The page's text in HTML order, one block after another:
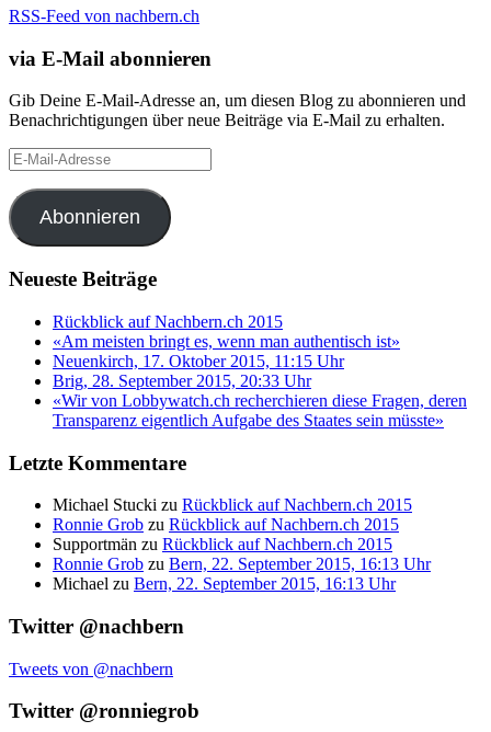
RSS-Feed von nachbern.ch
via E-Mail abonnieren
Gib Deine E-Mail-Adresse an, um diesen Blog zu abonnieren und
Benachrichtigungen über neue Beiträge via E-Mail zu erhalten.
E-
Mail-
Adresse
Abonnieren
Neueste Beiträge
Rückblick auf Nachbern.ch 2015
«Am meisten bringt es, wenn man authentisch ist»
Neuenkirch, 17. Oktober 2015, 11:15 Uhr
Brig, 28. September 2015, 20:33 Uhr
«Wir von Lobbywatch.ch recherchieren diese Fragen, deren
Transparenz eigentlich Aufgabe des Staates sein müsste»
Letzte Kommentare
Michael Stucki zu Rückblick auf Nachbern.ch 2015
Ronnie Grob zu Rückblick auf Nachbern.ch 2015
Supportmän zu Rückblick auf Nachbern.ch 2015
Ronnie Grob zu Bern, 22. September 2015, 16:13 Uhr
Michael zu Bern, 22. September 2015, 16:13 Uhr
Twitter @nachbern
Tweets von @nachbern
Twitter @ronniegrob